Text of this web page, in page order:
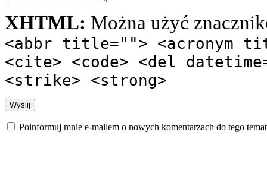
XHTML: Można użyć
<abbr title=""> <acronym
<cite> <code> <del
<strike> <strong>
Poinformuj mnie e-mailem o nowych komentarzach do tego